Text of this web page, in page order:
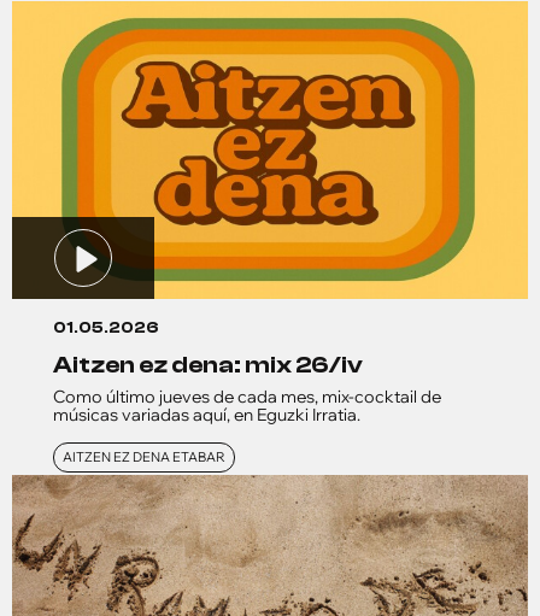
01.05.2026
aitzen ez dena: mix 26/iv
Como último jueves de cada mes, mix-cocktail de
músicas variadas aquí, en Eguzki Irratia.
AITZEN EZ DENA ETABAR